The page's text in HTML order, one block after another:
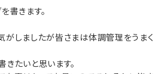
書きます。
しましたが皆さまは体調管理をうまく
たいと思います。